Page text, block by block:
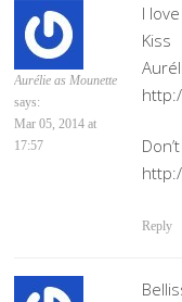
Aurélie as Mounette
says:
Mar 05, 2014 at
17:57
I
Kiss
Reply